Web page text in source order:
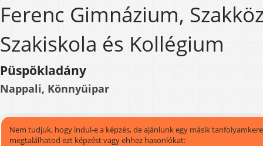
Ferenc Gimnázium,
Szakiskola és Kollégium
Püspökladány
Nappali, Könnyüipar
Nem tudjuk, hogy indul-e a képzés, de ajánlunk egy másik
megtalálhatod ezt képzést vagy ehhez hasonlókat: